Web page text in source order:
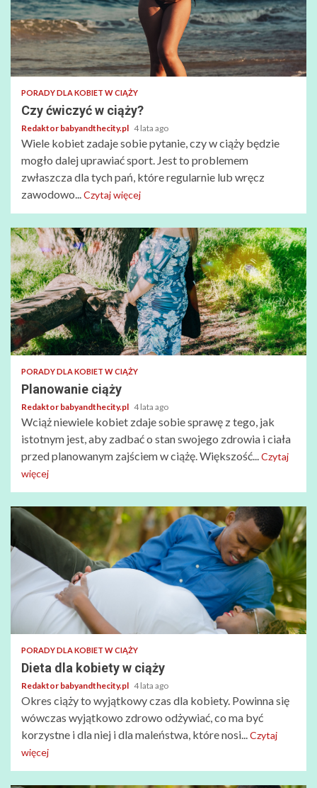
PORADY DLA KOBIET W CIĄŻY
Czy ćwiczyć w ciąży?
Redaktor babyandthecity.pl 4 lata ago
Wiele kobiet zadaje sobie pytanie, czy w ciąży będzie
mogło dalej uprawiać sport. Jest to problemem
zwłaszcza dla tych pań, które regularnie lub wręcz
zawodowo...Czytaj więcej
PORADY DLA KOBIET W CIĄŻY
Planowanie ciąży
Redaktor babyandthecity.pl 4 lata ago
Wciąż niewiele kobiet zdaje sobie sprawę z tego, jak
istotnym jest, aby zadbać o stan swojego zdrowia i ciała
przed planowanym zajściem w ciążę. Większość...Czytaj
więcej
PORADY DLA KOBIET W CIĄŻY
Dieta dla kobiety w ciąży
Redaktor babyandthecity.pl 4 lata ago
Okres ciąży to wyjątkowy czas dla kobiety. Powinna się
wówczas wyjątkowo zdrowo odżywiać, co ma być
korzystne i dla niej i dla maleństwa, które nosi...Czytaj
więcej